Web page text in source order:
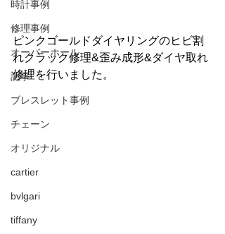
時計事例
修理事例
オーバーホール
記事
ブレスレット事例
チェーン
オリジナル
cartier
bvlgari
tiffany
ピンクゴールドダイヤリングのヒビ割
れクラック修理&歪み成形&ダイヤ取れ
修理を行いました。